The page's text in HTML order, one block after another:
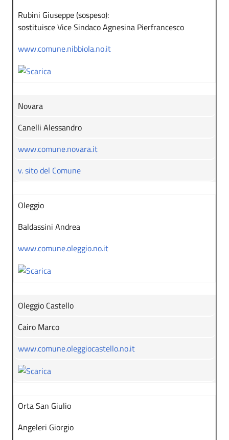
Rubini Giuseppe (sospeso):
sostituisce Vice Sindaco Agnesina Pierfrancesco
www.comune.nibbiola.no.it
Novara
Canelli Alessandro
www.comune.novara.it
v. sito del Comune
Oleggio
Baldassini Andrea
www.comune.oleggio.no.it
Oleggio Castello
Cairo Marco
www.comune.oleggiocastello.no.it
Orta San Giulio
Angeleri Giorgio